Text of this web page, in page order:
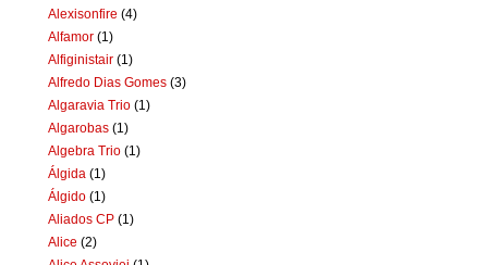
Alexisonfire (4)
Alfamor (1)
Alfiginistair (1)
Alfredo Dias Gomes (3)
Algaravia Trio (1)
Algarobas (1)
Algebra Trio (1)
Álgida (1)
Álgido (1)
Aliados CP (1)
Alice (2)